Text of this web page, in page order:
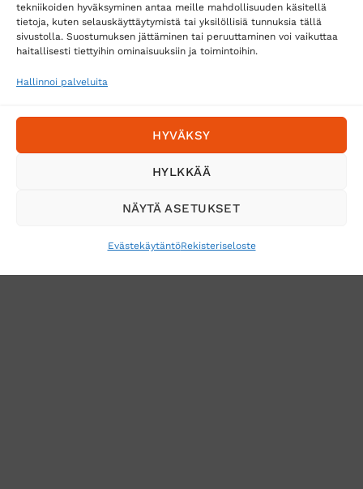
tekniikoiden hyväksyminen antaa meille mahdollisuuden käsitellä
tietoja, kuten selauskäyttäytymistä tai yksilöllisiä tunnuksia tällä
sivustolla. Suostumuksen jättäminen tai peruuttaminen voi vaikuttaa
haitallisesti tiettyihin ominaisuuksiin ja toimintoihin.
Hallinnoi palveluita
HYVÄKSY
HYLKKÄÄ
NÄYTÄ ASETUKSET
EvästekäytäntöRekisteriseloste
Toimitustavat
Posti
Matkahuolto
Tilaa uutiskirje ja saat erikoisalennuksia